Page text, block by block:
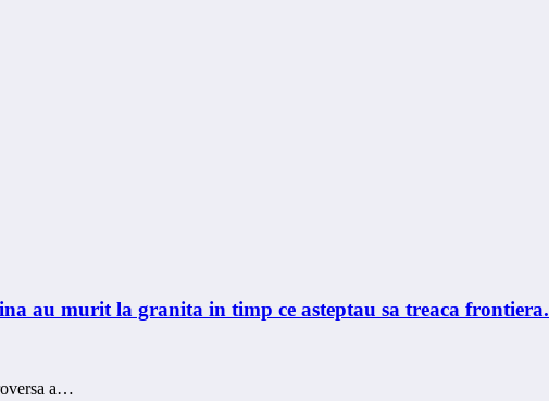
au murit la granita in timp ce asteptau sa treaca frontiera.
a…